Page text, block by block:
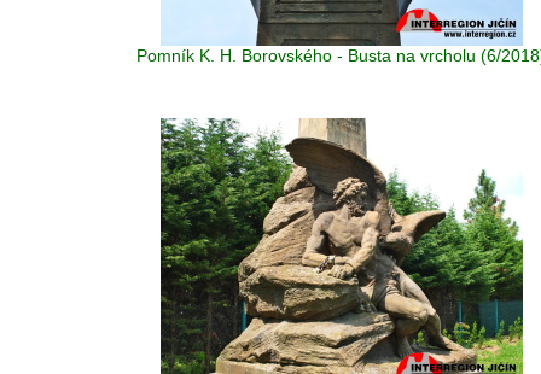
Pomník K. H. Borovského - Busta na vrcholu (6/